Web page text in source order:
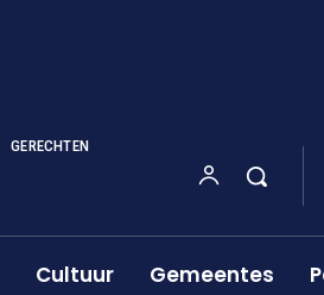
GERECHTEN
Cultuur Gemeentes